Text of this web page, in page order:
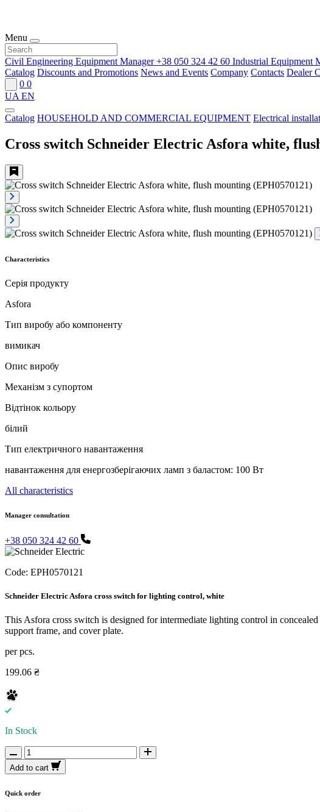
Menu
Civil Engineering Equipment Manager+38 050 324 42 60 Industrial Equipment
Catalog Discounts and Promotions News and Events Company Contacts Dealer
0 0
UA EN
Catalog HOUSEHOLD AND COMMERCIAL EQUIPMENT Electrical
Cross switch Schneider Electric Asfora white,
Characteristics
Серія продукту
Asfora
Тип виробу або компоненту
вимикач
Опис виробу
Механізм з супортом
Відтінок кольору
білий
Тип електричного навантаження
навантаження для енергозберігаючих ламп з баластом: 100 Вт
All characteristics
Manager consultation
+38 050 324 42 60
Code: EPH0570121
Schneider Electric Asfora cross switch for lighting control, white
This Asfora cross switch is designed for intermediate lighting control in
support frame, and cover plate.
per pcs.
199.06 ₴
In Stock
Add to cart
Quick order